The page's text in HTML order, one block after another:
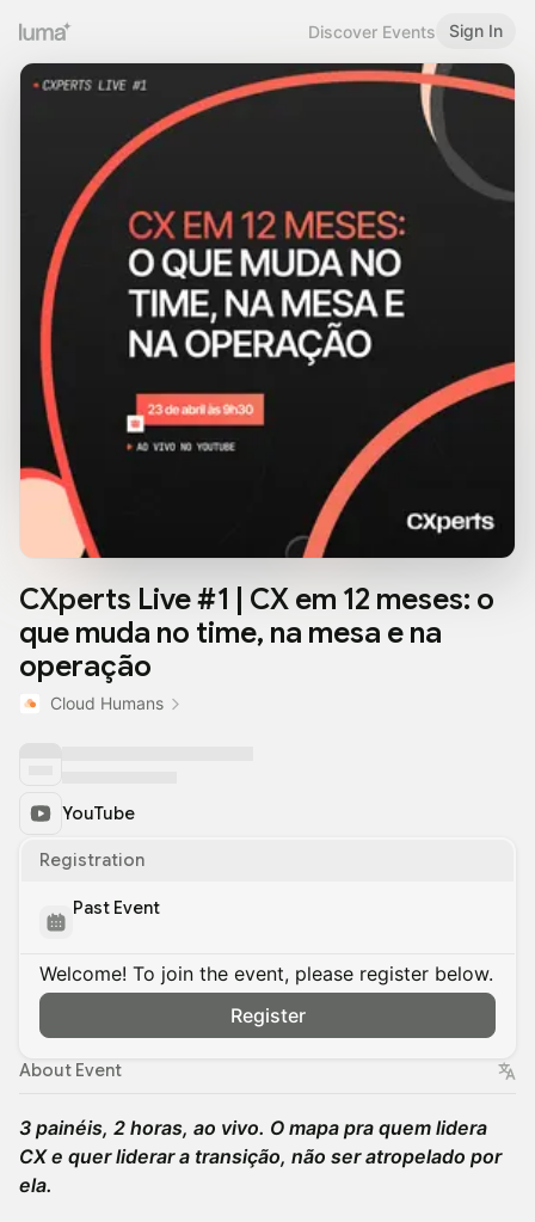
Discover Events Sign In
CXperts Live #1 | CX em 12 meses: o
que muda no time, na mesa e na
operação
Cloud Humans
YouTube
Registration
Past Event
Welcome! To join the event, please register below.
Register
About Event
3 painéis, 2 horas, ao vivo. O mapa pra quem lidera
CX e quer liderar a transição, não ser atropelado por
ela.